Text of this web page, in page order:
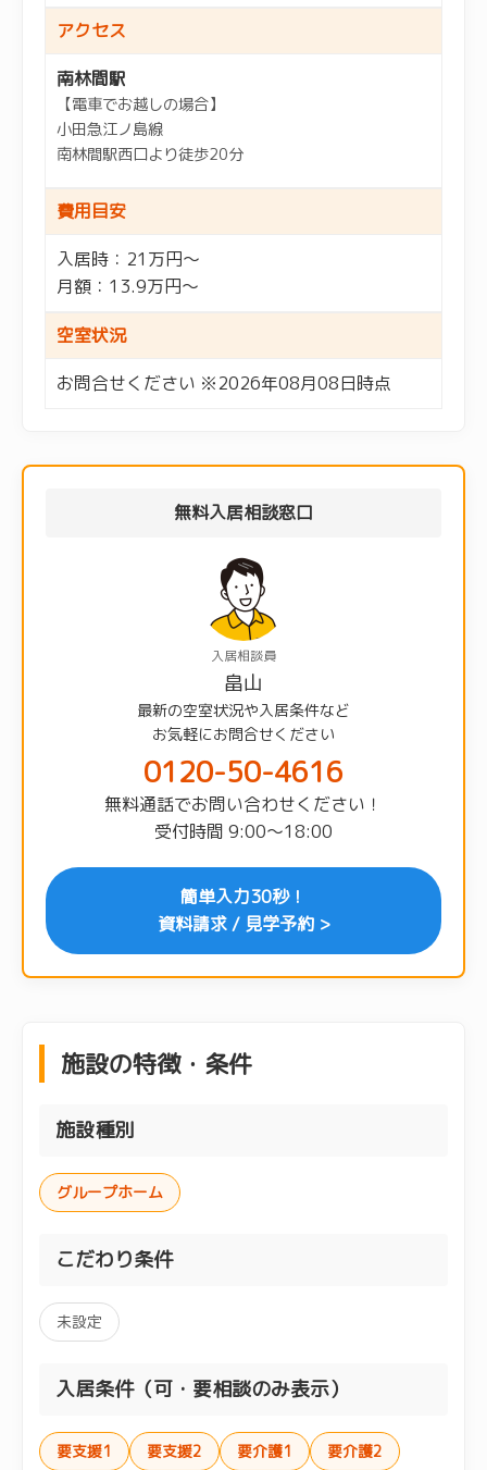
アクセス
南林間駅
【電車でお越しの場合】
小田急江ノ島線
南林間駅西口より徒歩20分
費用目安
入居時：21万円～
月額：13.9万円～
空室状況
お問合せください ※2026年08月08日時点
無料入居相談窓口
入居相談員
畠山
最新の空室状況や入居条件など
お気軽にお問合せください
0120-50-4616
無料通話でお問い合わせください！
受付時間 9:00〜18:00
簡単入力30秒！
資料請求 / 見学予約 >
施設の特徴・条件
施設種別
グループホーム
こだわり条件
未設定
入居条件（可・要相談のみ表示）
要支援1 要支援2 要介護1
要介護2